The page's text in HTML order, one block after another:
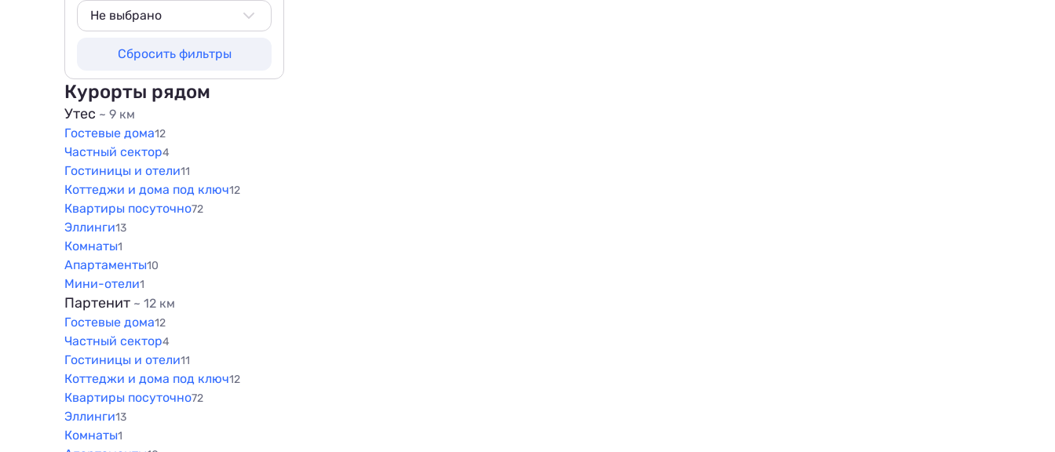
500 м
1000 м
1500 м
Не выбрано
1500 м
Сбросить фильтры
Курорты рядом
Утес ~ 9 км
Гостевые дома12
Частный сектор4
Гостиницы и отели11
Коттеджи и дома под ключ12
Квартиры посуточно72
Эллинги13
Комнаты1
Апартаменты10
Мини-отели1
Партенит ~ 12 км
Гостевые дома12
Частный сектор4
Гостиницы и отели11
Коттеджи и дома под ключ12
Квартиры посуточно72
Эллинги13
Комнаты1